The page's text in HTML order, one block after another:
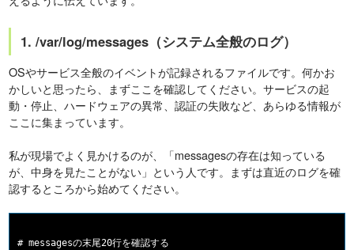
1. /var/log/messages（システム全般のログ）
OSやサービス全般のイベントが記録されるファイルです。何かお
かしいと思ったら、まずここを確認してください。サービスの起
動・停止、ハードウェアの異常、認証の失敗など、あらゆる情報が
ここに集まっています。
私が現場でよく見かけるのが、「messagesの存在は知っている
が、中身を見たことがない」という人です。まずは直近のログを確
認するところから始めてください。
# messagesの末尾20行を確認する